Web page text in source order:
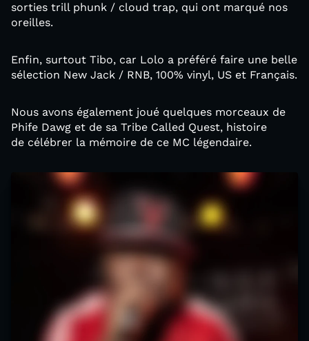
sorties trill phunk / cloud trap, qui ont marqué nos
oreilles.
Enfin, surtout Tibo, car Lolo a préféré faire une belle
sélection New Jack / RNB, 100% vinyl, US et Français.
Nous avons également joué quelques morceaux de
Phife Dawg et de sa Tribe Called Quest, histoire
de célébrer la mémoire de ce MC légendaire.